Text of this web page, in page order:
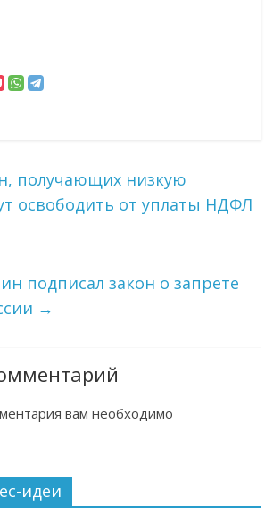
получающих низкую
освободить от уплаты НДФЛ
подписал закон о запрете
→
вам необходимо
идеи